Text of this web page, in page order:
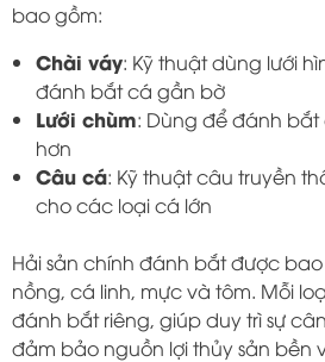
bao gồm:
Chài váy: Kỹ thuật dùng lưới
đánh bắt cá gần bờ
Lưới chùm: Dùng để đánh
hơn
Câu cá: Kỹ thuật câu truyền
cho các loại cá lớn
Hải sản chính đánh bắt được
nồng, cá linh, mực và tôm. Mỗi
đánh bắt riêng, giúp duy trì sự
đảm bảo nguồn lợi thủy sản bền